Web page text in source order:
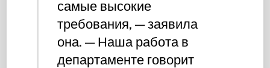
самые высокие
требования, — заявила
она. — Наша работа в
департаменте говорит